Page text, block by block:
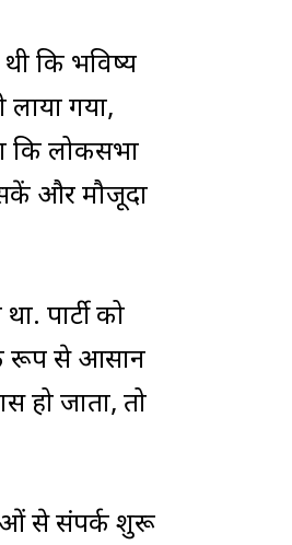
कि भविष्य
गया,
कि लोकसभा
और मौजूदा
पार्टी को
रूप से आसान
हो जाता, तो
से संपर्क शुरू